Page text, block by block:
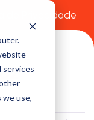
services
we use,
de Privacidade